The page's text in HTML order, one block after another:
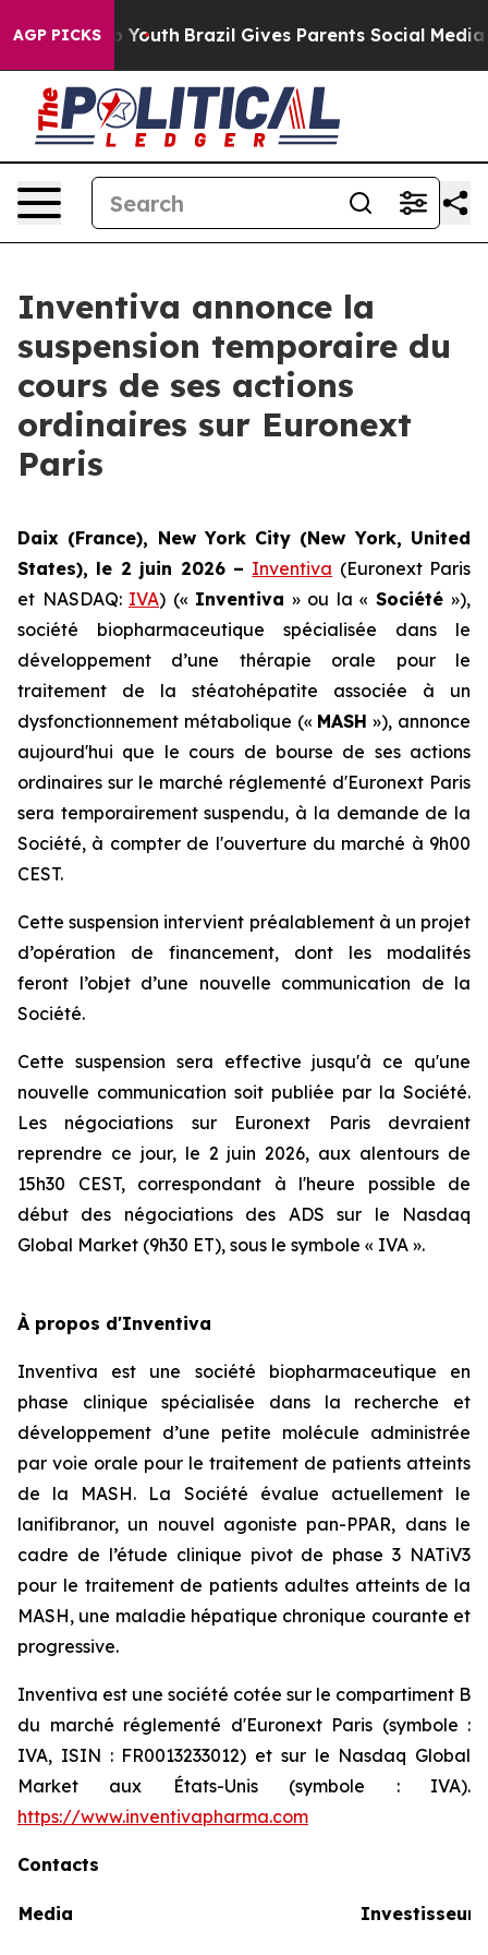
AGP PICKSto Youth Brazil Gives Parents Social Media
Inventiva annonce la
suspension temporaire du
cours de ses actions
ordinaires sur Euronext
Paris
Daix (France), New York City (New York, United
States), le 2 juin 2026 – Inventiva (Euronext Paris
et NASDAQ: IVA) (« Inventiva » ou la « Société »),
société biopharmaceutique spécialisée dans le
développement d’une thérapie orale pour le
traitement de la stéatohépatite associée à un
dysfonctionnement métabolique (« MASH »), annonce
aujourd'hui que le cours de bourse de ses actions
ordinaires sur le marché réglementé d'Euronext Paris
sera temporairement suspendu, à la demande de la
Société, à compter de l'ouverture du marché à 9h00
CEST.
Cette suspension intervient préalablement à un projet
d’opération de financement, dont les modalités
feront l’objet d’une nouvelle communication de la
Société.
Cette suspension sera effective jusqu'à ce qu'une
nouvelle communication soit publiée par la Société.
Les négociations sur Euronext Paris devraient
reprendre ce jour, le 2 juin 2026, aux alentours de
15h30 CEST, correspondant à l'heure possible de
début des négociations des ADS sur le Nasdaq
Global Market (9h30 ET), sous le symbole « IVA ».
À propos d'Inventiva
Inventiva est une société biopharmaceutique en
phase clinique spécialisée dans la recherche et
développement d’une petite molécule administrée
par voie orale pour le traitement de patients atteints
de la MASH. La Société évalue actuellement le
lanifibranor, un nouvel agoniste pan-PPAR, dans le
cadre de l’étude clinique pivot de phase 3 NATiV3
pour le traitement de patients adultes atteints de la
MASH, une maladie hépatique chronique courante et
progressive.
Inventiva est une société cotée sur le compartiment B
du marché réglementé d'Euronext Paris (symbole :
IVA, ISIN : FR0013233012) et sur le Nasdaq Global
Market aux États-Unis (symbole : IVA).
https://www.inventivapharma.com
Contacts
Media Investisseurs